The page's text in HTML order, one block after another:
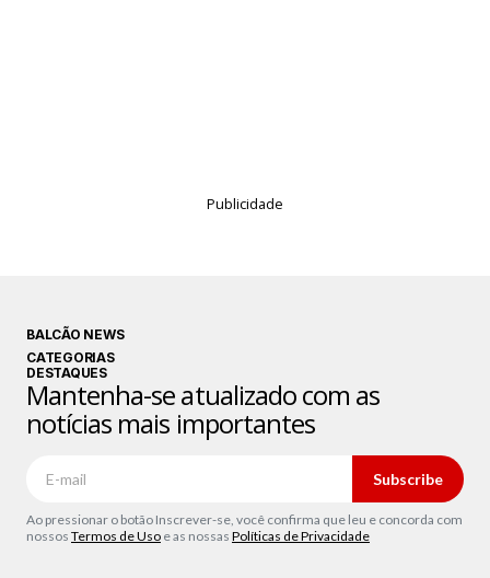
Publicidade
BALCÃO NEWS
CATEGORIAS
DESTAQUES
Mantenha-se atualizado com as
notícias mais importantes
Subscribe
Ao pressionar o botão Inscrever-se, você confirma que leu e concorda com
nossos Termos de Uso e as nossas Políticas de Privacidade